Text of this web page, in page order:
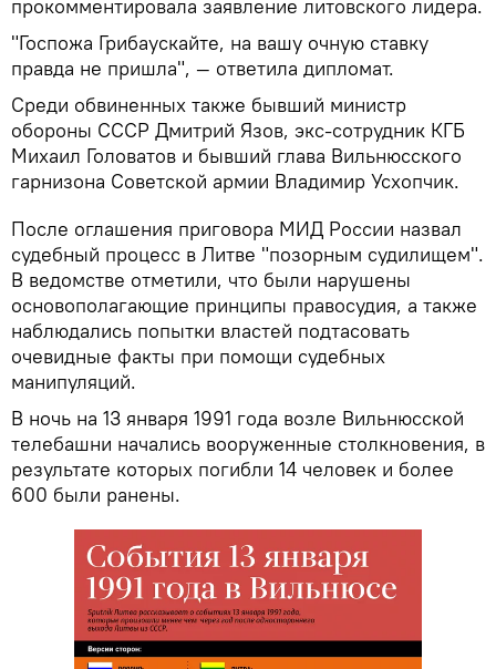
прокомментировала заявление литовского лидера.
"Госпожа Грибаускайте, на вашу очную ставку
правда не пришла", — ответила дипломат.
Среди обвиненных также бывший министр
обороны СССР Дмитрий Язов, экс-сотрудник КГБ
Михаил Головатов и бывший глава Вильнюсского
гарнизона Советской армии Владимир Усхопчик.
После оглашения приговора МИД России назвал
судебный процесс в Литве "позорным судилищем".
В ведомстве отметили, что были нарушены
основополагающие принципы правосудия, а также
наблюдались попытки властей подтасовать
очевидные факты при помощи судебных
манипуляций.
В ночь на 13 января 1991 года возле Вильнюсской
телебашни начались вооруженные столкновения, в
результате которых погибли 14 человек и более
600 были ранены.